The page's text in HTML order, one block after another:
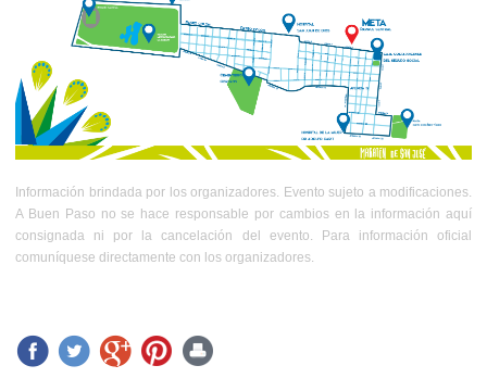
Información brindada por los organizadores. Evento sujeto a modificaciones.
A Buen Paso no se hace responsable por cambios en la información aquí
consignada ni por la cancelación del evento. Para información oficial
comuníquese directamente con los organizadores.